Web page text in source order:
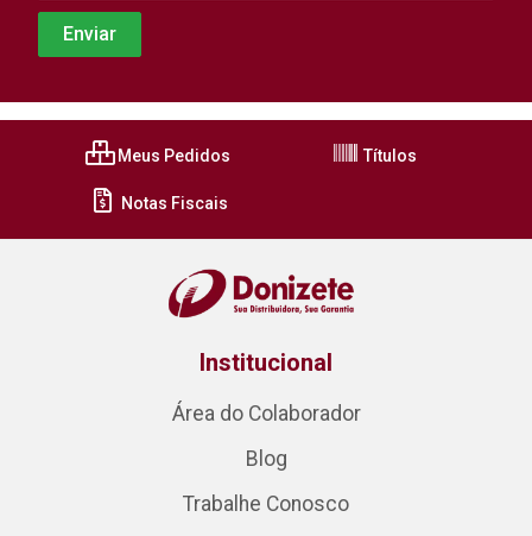
Meus Pedidos Títulos
Notas Fiscais
Institucional
Área do Colaborador
Blog
Trabalhe Conosco